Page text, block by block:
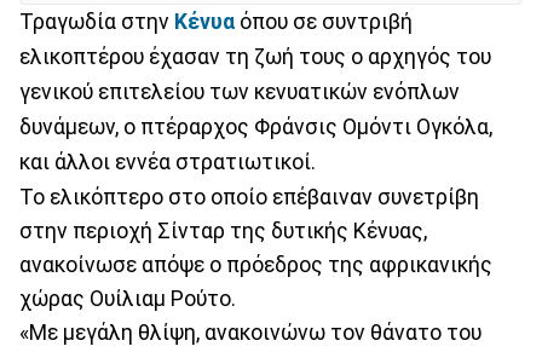
Τραγωδία στην Κένυα όπου σε συντριβή
ελικοπτέρου έχασαν τη ζωή τους ο αρχηγός του
γενικού επιτελείου των κενυατικών ενόπλων
δυνάμεων, ο πτέραρχος Φράνσις Ομόντι Ογκόλα,
και άλλοι εννέα στρατιωτικοί.
Το ελικόπτερο στο οποίο επέβαιναν συνετρίβη
στην περιοχή Σίνταρ της δυτικής Κένυας,
ανακοίνωσε απόψε ο πρόεδρος της αφρικανικής
χώρας Ουίλιαμ Ρούτο.
«Με μεγάλη θλίψη, ανακοινώνω τον θάνατο του